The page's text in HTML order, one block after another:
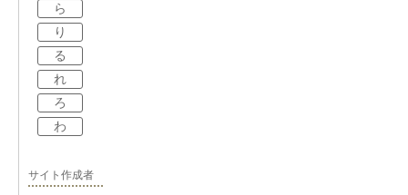
ら
り
る
れ
ろ
わ
サイト作成者